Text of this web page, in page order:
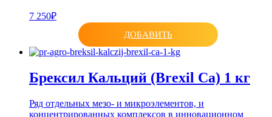
7 250₽
ДОБАВИТЬ
Брексил Кальций (Brexil Ca) 1 кг
Ряд отдельных мезо- и микроэлементов, и
концентрированных комплексов в инновационном